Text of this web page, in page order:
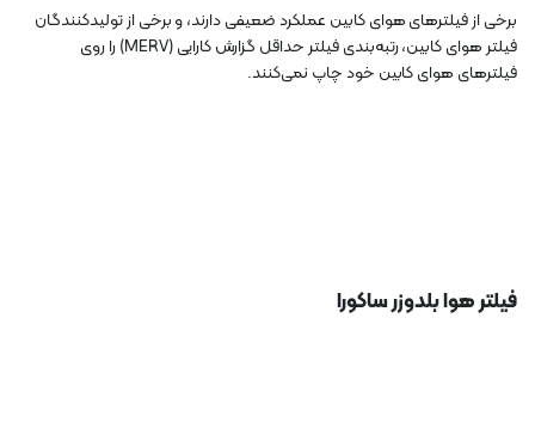
برخی از فیلترهای هوای کابین عملکرد ضعیفی دارند، و برخی از تولیدکنندگان
فیلتر هوای کابین، رتبه‌بندی فیلتر حداقل گزارش کارایی (MERV) را روی
فیلترهای هوای کابین خود چاپ نمی‌کنند.
فیلتر هوا بلدوزر ساکورا